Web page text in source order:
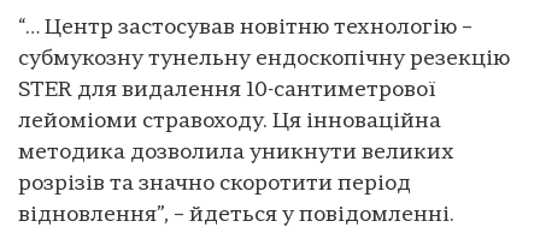
“… Центр застосував новітню технологію –
субмукозну тунельну ендоскопічну резекцію
STER для видалення 10-сантиметрової
лейоміоми стравоходу. Ця інноваційна
методика дозволила уникнути великих
розрізів та значно скоротити період
відновлення”, – йдеться у повідомленні.